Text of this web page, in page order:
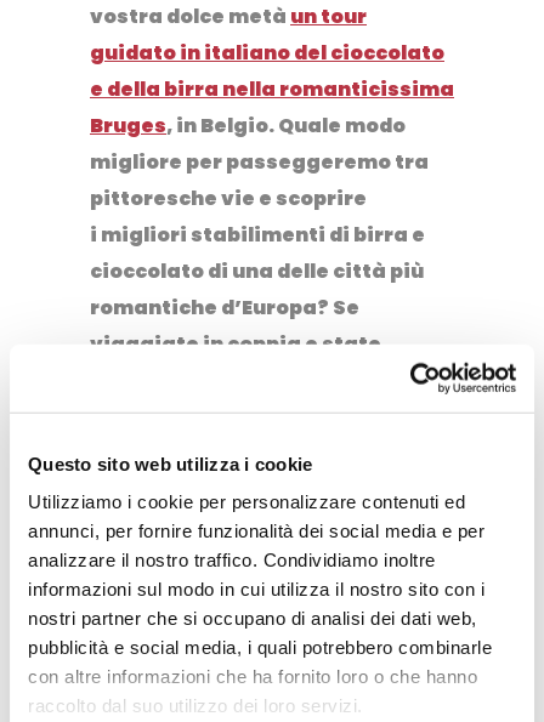
Questo sito web utilizza i cookie
Utilizziamo i cookie per personalizzare contenuti ed
annunci, per fornire funzionalità dei social media e per
analizzare il nostro traffico. Condividiamo inoltre
informazioni sul modo in cui utilizza il nostro sito con i
nostri partner che si occupano di analisi dei dati web,
pubblicità e social media, i quali potrebbero combinarle
con altre informazioni che ha fornito loro o che hanno
raccolto dal suo utilizzo dei loro servizi.
vostra dolce metà un tour
guidato in italiano del cioccolato
e della birra nella romanticissima
Bruges, in Belgio. Quale modo
migliore per passeggeremo tra
pittoresche vie e scoprire
i migliori stabilimenti di birra e
cioccolato di una delle città più
romantiche d’Europa? Se
viaggiate in coppia e state
particolare a cui partecipare vi
consigliamo di dare un’occhiata
Civitatis
per trovare tantissimi
tour guidati in italiano, molti
anche gratuiti, e scoprire luoghi
romantici o avventurosi in ogni
parte del mondo. Buon viaggio!